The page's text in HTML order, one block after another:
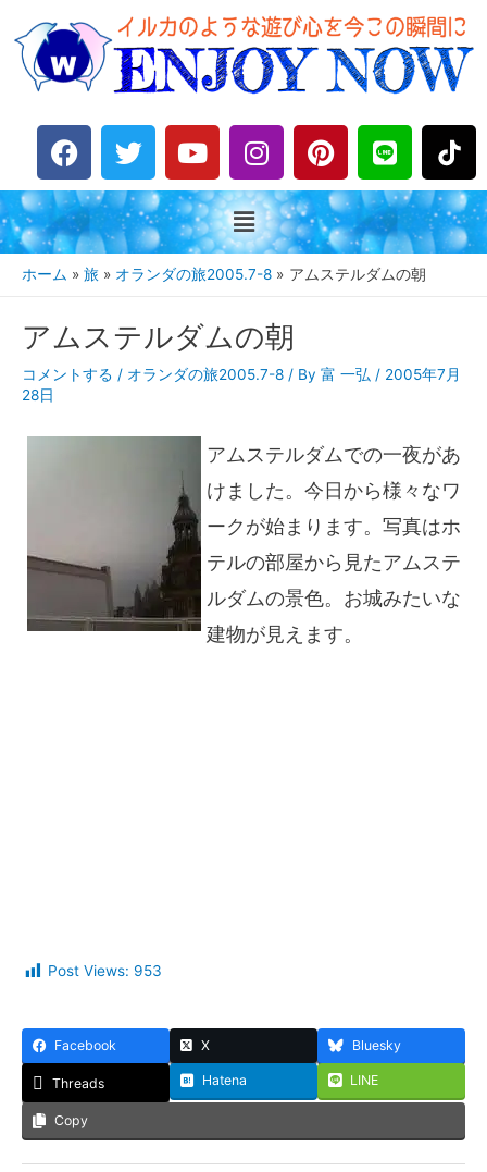
F
a
c
e
b
o
k
T
w
i
t
t
e
Y
o
u
t
u
b
I
n
s
t
a
g
a
m
P
i
n
t
e
r
L
i
n
e
ホーム 旅 オランダの旅2005.7-8 アムステルダムの朝
アムステルダムの朝
コメントする / オランダの旅2005.7-8 / By 富 一弘 / 2005年7月
28日
アムステルダムでの一夜があ
けました。今日から様々なワ
ークが始まります。写真はホ
テルの部屋から見たアムステ
ルダムの景色。お城みたいな
建物が見えます。
Post Views: 953
Facebook X Bluesky
Threads Hatena LINE
Copy